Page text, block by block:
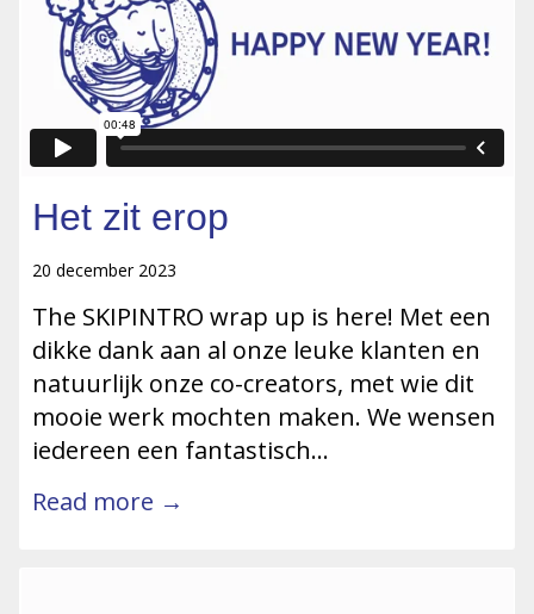
Het zit erop
20 december 2023
The SKIPINTRO wrap up is here! Met een
dikke dank aan al onze leuke klanten en
natuurlijk onze co-creators, met wie dit
mooie werk mochten maken. We wensen
iedereen een fantastisch…
Read more →